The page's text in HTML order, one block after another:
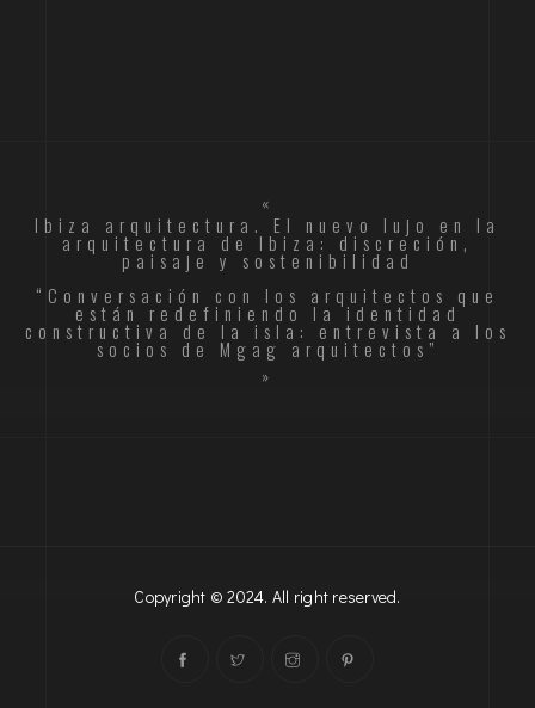
«
Ibiza arquitectura. El nuevo lujo en la
arquitectura de Ibiza: discreción,
paisaje y sostenibilidad
“Conversación con los arquitectos que
están redefiniendo la identidad
constructiva de la isla: entrevista a los
socios de Mgag arquitectos”
»
Copyright © 2024. All right reserved.